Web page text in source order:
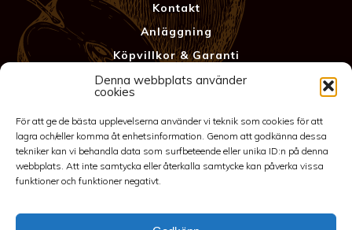
Denna webbplats använder
cookies
För att ge de bästa upplevelserna använder vi teknik som cookies för att
lagra och/eller komma åt enhetsinformation. Genom att godkänna dessa
tekniker kan vi behandla data som surfbeteende eller unika ID:n på denna
webbplats. Att inte samtycka eller återkalla samtycke kan påverka vissa
funktioner och funktioner negativt.
Kontakt
Anläggning
Köpvillkor & Garanti
Integritetspolicy